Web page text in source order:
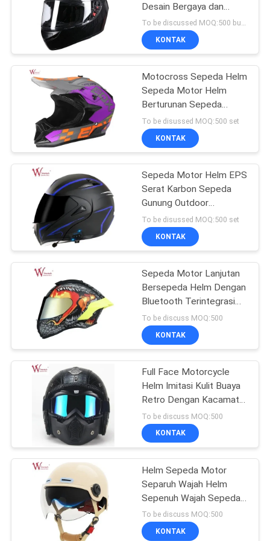
PETA
SITUS
KEBIJAKAN
PRIBADI
Mesin Kabel
Otomatis
11
Suku Cadang Rem
Sepeda Motor
33
Bagian Body Sepeda
Motor
121
Suku Cadang
Aksesoris Motor
Desain Bergaya dan
Aerodinamis Ventilasi
Ditingkatkan Penggunaan
Serbaguna Helm Moto
To be discussed MOQ:500 buah
KONTAK
Motocross Sepeda Helm
Sepeda Motor Helm
Berturunan Sepeda
Motor Bersepeda Motor
Menunggang Untuk Pria
Logo Custom DOT
To be disussed MOQ:500 set
KONTAK
Sepeda Motor Helm EPS
Serat Karbon Sepeda
Gunung Outdoor
Menunggang Off-road
Helm Sepeda Motor
To be disussed MOQ:500 set
KONTAK
Sepeda Motor Lanjutan
Bersepeda Helm Dengan
Bluetooth Terintegrasi
Dan Ventilasi yang
Ditingkatkan
To be discuss MOQ:500
KONTAK
Full Face Motorcycle
Helm Imitasi Kulit Buaya
Retro Dengan Kacamata
Yang Bisa Dihapus
To be discuss MOQ:500
KONTAK
Helm Sepeda Motor
Separuh Wajah Helm
Sepenuh Wajah Sepeda
Motor Sepeda Motor 3C
To be discuss MOQ:500
KONTAK